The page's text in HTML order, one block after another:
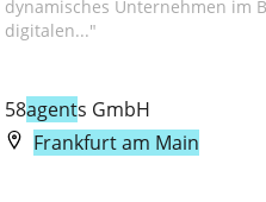
dynamisches Unternehmen im
digitalen..."
58agents GmbH
Frankfurt am Main